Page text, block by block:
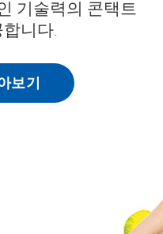
기술력의 콘택트
니다.
보기